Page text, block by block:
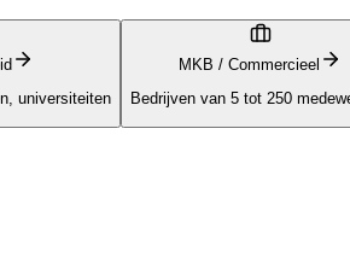
universiteiten
MKB / Commercieel
Bedrijven van 5 tot 250